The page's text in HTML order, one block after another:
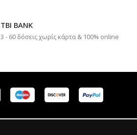
TBI BANK
3 - 60 δόσεις χωρίς κάρτα & 100% online